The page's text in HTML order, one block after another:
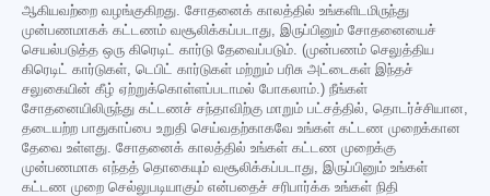
ஆகியவற்றை வழங்குகிறது. சோதனைக் காலத்தில் உங்களிடமிருந்து
முன்பணமாகக் கட்டணம் வசூலிக்கப்படாது, இருப்பினும் சோதனையைச்
செயல்படுத்த ஒரு கிரெடிட் கார்டு தேவைப்படும். (முன்பணம் செலுத்திய
கிரெடிட் கார்டுகள், டெபிட் கார்டுகள் மற்றும் பரிசு அட்டைகள் இந்தச்
சலுகையின் கீழ் ஏற்றுக்கொள்ளப்படாமல் போகலாம்.) நீங்கள்
சோதனையிலிருந்து கட்டணச் சந்தாவிற்கு மாறும் பட்சத்தில், தொடர்ச்சியான,
தடையற்ற பாதுகாப்பை உறுதி செய்வதற்காகவே உங்கள் கட்டண முறைக்கான
தேவை உள்ளது. சோதனைக் காலத்தில் உங்கள் கட்டண முறைக்கு
முன்பணமாக எந்தத் தொகையும் வசூலிக்கப்படாது, இருப்பினும் உங்கள்
கட்டண முறை செல்லுபடியாகும் என்பதைச் சரிபார்க்க உங்கள் நிதி